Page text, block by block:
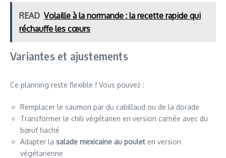
READ Volaille à la normande : la recette rapide qui
réchauffe les cœurs
Variantes et ajustements
Ce planning reste flexible ! Vous pouvez :
Remplacer le saumon par du cabillaud ou de la dorade
Transformer le chili végétarien en version carnée avec du
bœuf haché
Adapter la salade mexicaine au poulet en version
végétarienne